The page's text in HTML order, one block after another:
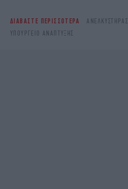
ΔΙΑΒΑΣΤΕ ΠΕΡΙΣΣΟΤΕΡΑ ΑΝΕΛΚΥΣΤΉΡΑΣ
ΥΠΟΥΡΓΕΊΟ ΑΝΆΠΤΥΞΗΣ